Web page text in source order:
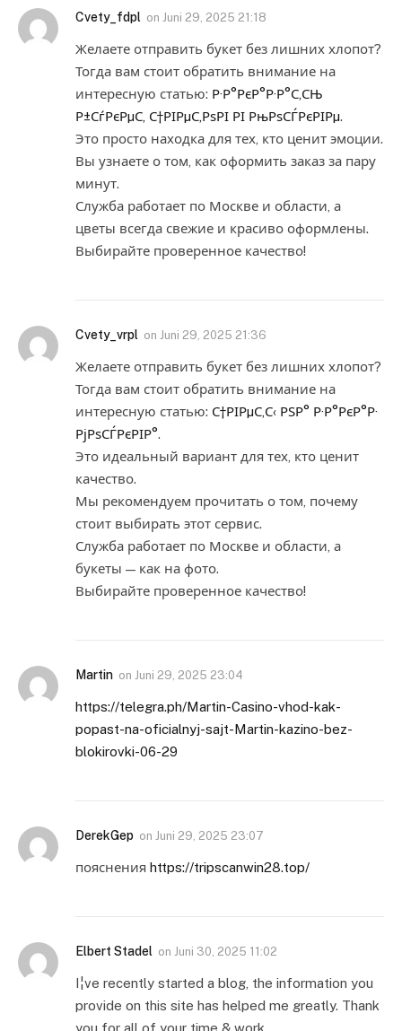
Cvety_fdpl on Juni 29, 2025 21:18
Желаете отправить букет без лишних хлопот?
Тогда вам стоит обратить внимание на
интересную статью: Р·Р°РєР°Р·Р°С‚СЊ
Р±СѓРєРµС‚ С†РІРµС‚РѕРІ РІ РњРѕСЃРєРІРµ.
Это просто находка для тех, кто ценит эмоции.
Вы узнаете о том, как оформить заказ за пару
минут.
Служба работает по Москве и области, а
цветы всегда свежие и красиво оформлены.
Выбирайте проверенное качество!
Cvety_vrpl on Juni 29, 2025 21:36
Желаете отправить букет без лишних хлопот?
Тогда вам стоит обратить внимание на
интересную статью: С†РІРµС‚С‹ РЅР° Р·Р°РєР°Р·
РјРѕСЃРєРІР°.
Это идеальный вариант для тех, кто ценит
качество.
Мы рекомендуем прочитать о том, почему
стоит выбирать этот сервис.
Служба работает по Москве и области, а
букеты — как на фото.
Выбирайте проверенное качество!
Martin on Juni 29, 2025 23:04
https://telegra.ph/Martin-Casino-vhod-kak-
popast-na-oficialnyj-sajt-Martin-kazino-bez-
blokirovki-06-29
DerekGep on Juni 29, 2025 23:07
пояснения https://tripscanwin28.top/
Elbert Stadel on Juni 30, 2025 11:02
I¦ve recently started a blog, the information you
provide on this site has helped me greatly. Thank